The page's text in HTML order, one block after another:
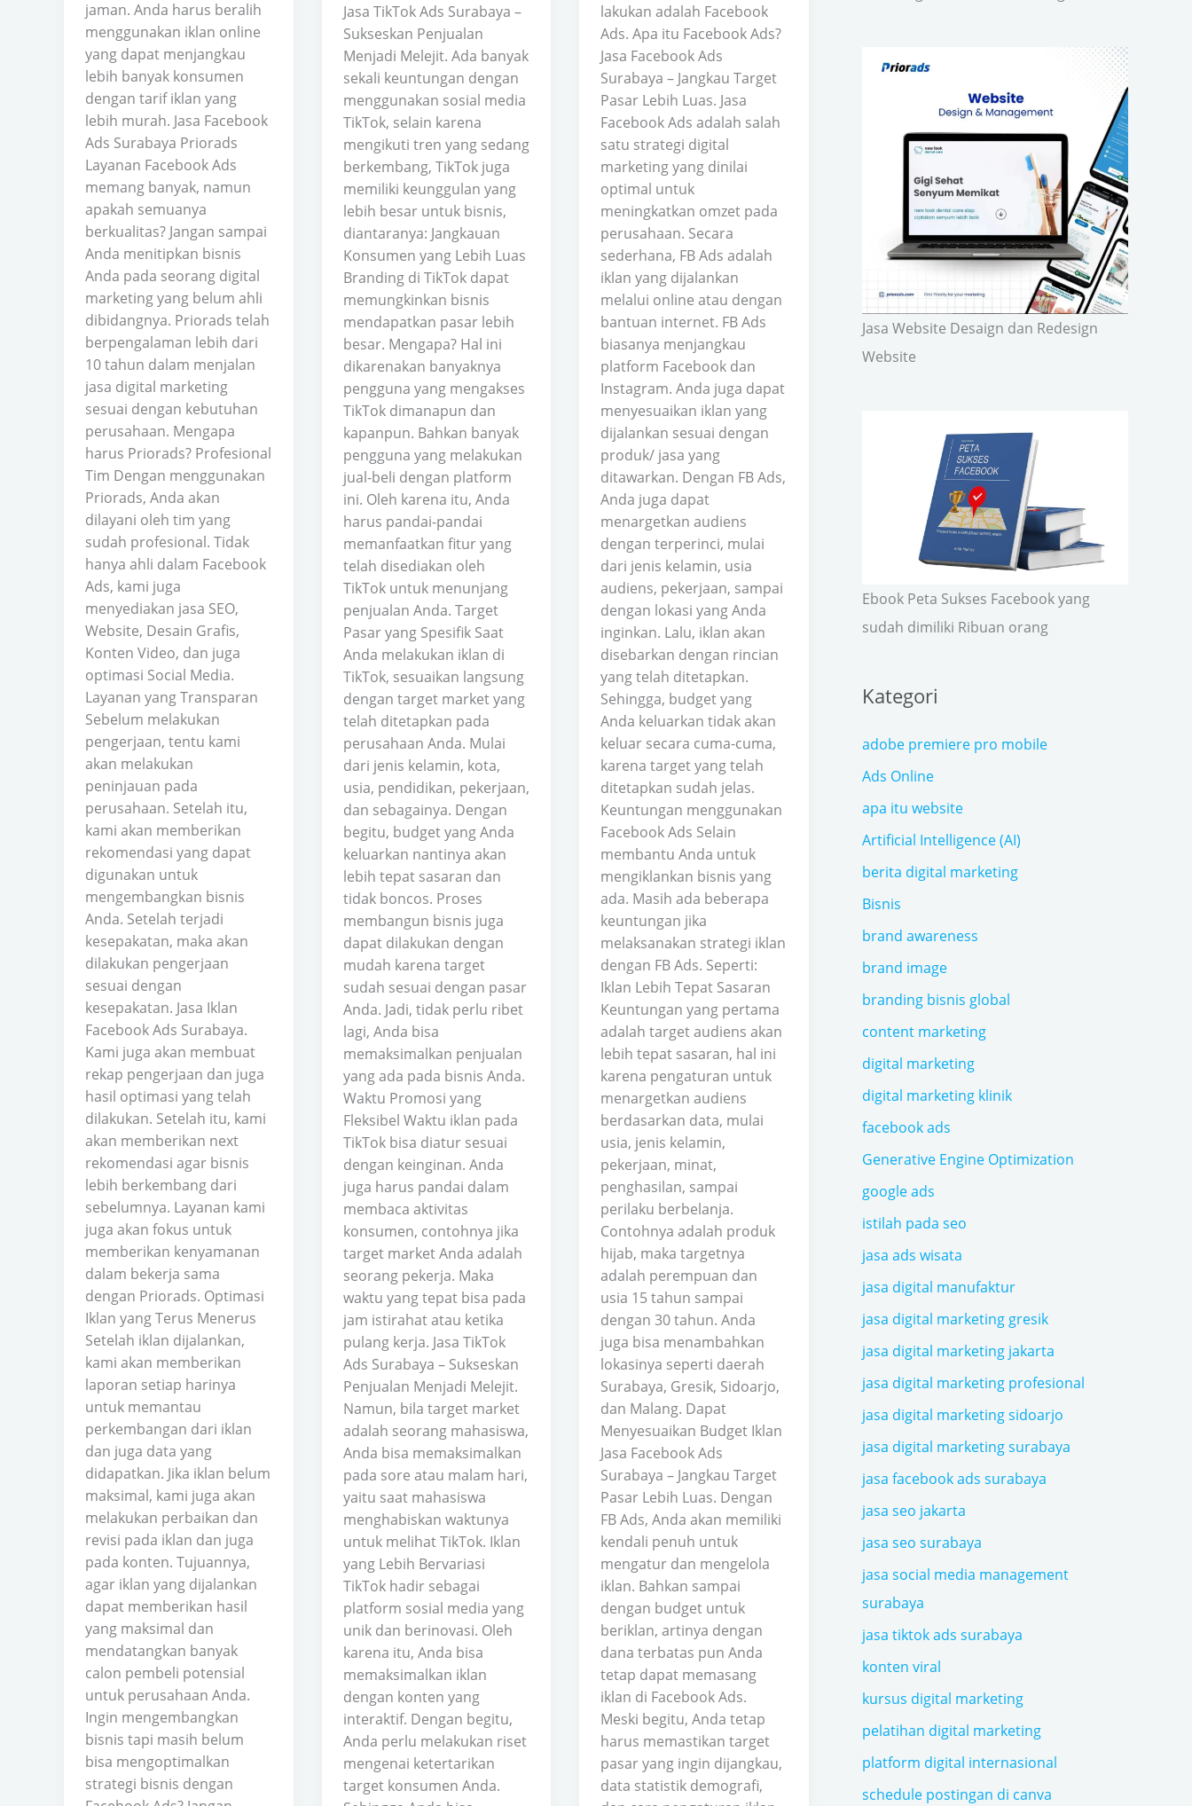
jaman. Anda harus beralih
menggunakan iklan online
yang dapat menjangkau
lebih banyak konsumen
dengan tarif iklan yang
lebih murah. Jasa Facebook
Ads Surabaya Priorads
Layanan Facebook Ads
memang banyak, namun
apakah semuanya
berkualitas? Jangan sampai
Anda menitipkan bisnis
Anda pada seorang digital
marketing yang belum ahli
dibidangnya. Priorads telah
berpengalaman lebih dari
10 tahun dalam menjalan
jasa digital marketing
sesuai dengan kebutuhan
perusahaan. Mengapa
harus Priorads? Profesional
Tim Dengan menggunakan
Priorads, Anda akan
dilayani oleh tim yang
sudah profesional. Tidak
hanya ahli dalam Facebook
Ads, kami juga
menyediakan jasa SEO,
Website, Desain Grafis,
Konten Video, dan juga
optimasi Social Media.
Layanan yang Transparan
Sebelum melakukan
pengerjaan, tentu kami
akan melakukan
peninjauan pada
perusahaan. Setelah itu,
kami akan memberikan
rekomendasi yang dapat
digunakan untuk
mengembangkan bisnis
Anda. Setelah terjadi
kesepakatan, maka akan
dilakukan pengerjaan
sesuai dengan
kesepakatan. Jasa Iklan
Facebook Ads Surabaya.
Kami juga akan membuat
rekap pengerjaan dan juga
hasil optimasi yang telah
dilakukan. Setelah itu, kami
akan memberikan next
rekomendasi agar bisnis
lebih berkembang dari
sebelumnya. Layanan kami
juga akan fokus untuk
memberikan kenyamanan
dalam bekerja sama
dengan Priorads. Optimasi
Iklan yang Terus Menerus
Setelah iklan dijalankan,
kami akan memberikan
laporan setiap harinya
untuk memantau
perkembangan dari iklan
dan juga data yang
didapatkan. Jika iklan belum
maksimal, kami juga akan
melakukan perbaikan dan
revisi pada iklan dan juga
pada konten. Tujuannya,
agar iklan yang dijalankan
dapat memberikan hasil
yang maksimal dan
mendatangkan banyak
calon pembeli potensial
untuk perusahaan Anda.
Ingin mengembangkan
bisnis tapi masih belum
bisa mengoptimalkan
strategi bisnis dengan
Jasa TikTok Ads Surabaya –
Sukseskan Penjualan
Menjadi Melejit. Ada banyak
sekali keuntungan dengan
menggunakan sosial media
TikTok, selain karena
mengikuti tren yang sedang
berkembang, TikTok juga
memiliki keunggulan yang
lebih besar untuk bisnis,
diantaranya: Jangkauan
Konsumen yang Lebih Luas
Branding di TikTok dapat
memungkinkan bisnis
mendapatkan pasar lebih
besar. Mengapa? Hal ini
dikarenakan banyaknya
pengguna yang mengakses
TikTok dimanapun dan
kapanpun. Bahkan banyak
pengguna yang melakukan
jual-beli dengan platform
ini. Oleh karena itu, Anda
harus pandai-pandai
memanfaatkan fitur yang
telah disediakan oleh
TikTok untuk menunjang
penjualan Anda. Target
Pasar yang Spesifik Saat
Anda melakukan iklan di
TikTok, sesuaikan langsung
dengan target market yang
telah ditetapkan pada
perusahaan Anda. Mulai
dari jenis kelamin, kota,
usia, pendidikan, pekerjaan,
dan sebagainya. Dengan
begitu, budget yang Anda
keluarkan nantinya akan
lebih tepat sasaran dan
tidak boncos. Proses
membangun bisnis juga
dapat dilakukan dengan
mudah karena target
sudah sesuai dengan pasar
Anda. Jadi, tidak perlu ribet
lagi, Anda bisa
memaksimalkan penjualan
yang ada pada bisnis Anda.
Waktu Promosi yang
Fleksibel Waktu iklan pada
TikTok bisa diatur sesuai
dengan keinginan. Anda
juga harus pandai dalam
membaca aktivitas
konsumen, contohnya jika
target market Anda adalah
seorang pekerja. Maka
waktu yang tepat bisa pada
jam istirahat atau ketika
pulang kerja. Jasa TikTok
Ads Surabaya – Sukseskan
Penjualan Menjadi Melejit.
Namun, bila target market
adalah seorang mahasiswa,
Anda bisa memaksimalkan
pada sore atau malam hari,
yaitu saat mahasiswa
menghabiskan waktunya
untuk melihat TikTok. Iklan
yang Lebih Bervariasi
TikTok hadir sebagai
platform sosial media yang
unik dan berinovasi. Oleh
karena itu, Anda bisa
memaksimalkan iklan
dengan konten yang
interaktif. Dengan begitu,
Anda perlu melakukan riset
mengenai ketertarikan
target konsumen Anda.
lakukan adalah Facebook
Ads. Apa itu Facebook Ads?
Jasa Facebook Ads
Surabaya – Jangkau Target
Pasar Lebih Luas. Jasa
Facebook Ads adalah salah
satu strategi digital
marketing yang dinilai
optimal untuk
meningkatkan omzet pada
perusahaan. Secara
sederhana, FB Ads adalah
iklan yang dijalankan
melalui online atau dengan
bantuan internet. FB Ads
biasanya menjangkau
platform Facebook dan
Instagram. Anda juga dapat
menyesuaikan iklan yang
dijalankan sesuai dengan
produk/ jasa yang
ditawarkan. Dengan FB Ads,
Anda juga dapat
menargetkan audiens
dengan terperinci, mulai
dari jenis kelamin, usia
audiens, pekerjaan, sampai
dengan lokasi yang Anda
inginkan. Lalu, iklan akan
disebarkan dengan rincian
yang telah ditetapkan.
Sehingga, budget yang
Anda keluarkan tidak akan
keluar secara cuma-cuma,
karena target yang telah
ditetapkan sudah jelas.
Keuntungan menggunakan
Facebook Ads Selain
membantu Anda untuk
mengiklankan bisnis yang
ada. Masih ada beberapa
keuntungan jika
melaksanakan strategi iklan
dengan FB Ads. Seperti:
Iklan Lebih Tepat Sasaran
Keuntungan yang pertama
adalah target audiens akan
lebih tepat sasaran, hal ini
karena pengaturan untuk
menargetkan audiens
berdasarkan data, mulai
usia, jenis kelamin,
pekerjaan, minat,
penghasilan, sampai
perilaku berbelanja.
Contohnya adalah produk
hijab, maka targetnya
adalah perempuan dan
usia 15 tahun sampai
dengan 30 tahun. Anda
juga bisa menambahkan
lokasinya seperti daerah
Surabaya, Gresik, Sidoarjo,
dan Malang. Dapat
Menyesuaikan Budget Iklan
Jasa Facebook Ads
Surabaya – Jangkau Target
Pasar Lebih Luas. Dengan
FB Ads, Anda akan memiliki
kendali penuh untuk
mengatur dan mengelola
iklan. Bahkan sampai
dengan budget untuk
beriklan, artinya dengan
dana terbatas pun Anda
tetap dapat memasang
iklan di Facebook Ads.
Meski begitu, Anda tetap
harus memastikan target
pasar yang ingin dijangkau,
data statistik demografi,
Jasa Website Desaign dan Redesign
Website
Ebook Peta Sukses Facebook yang
sudah dimiliki Ribuan orang
Kategori
adobe premiere pro mobile
Ads Online
apa itu website
Artificial Intelligence (AI)
berita digital marketing
Bisnis
brand awareness
brand image
branding bisnis global
content marketing
digital marketing
digital marketing klinik
facebook ads
Generative Engine Optimization
google ads
istilah pada seo
jasa ads wisata
jasa digital manufaktur
jasa digital marketing gresik
jasa digital marketing jakarta
jasa digital marketing profesional
jasa digital marketing sidoarjo
jasa digital marketing surabaya
jasa facebook ads surabaya
jasa seo jakarta
jasa seo surabaya
jasa social media management
surabaya
jasa tiktok ads surabaya
konten viral
kursus digital marketing
pelatihan digital marketing
platform digital internasional
schedule postingan di canva